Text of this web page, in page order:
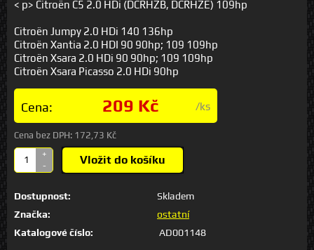
< p> Citroën C5 2.0 HDi (DCRHZB, DCRHZE) 109hp
Citroën Jumpy 2.0 HDi 140 136hp
Citroën Xantia 2.0 HDI 90 90hp; 109 109hp
Citroën Xsara 2.0 HDi 90 90hp; 109 109hp
Citroën Xsara Picasso 2.0 HDi 90hp
Cena: 209 Kč /ks
Cena bez DPH: 172,73 Kč
+
-
Vložit do košíku
Dostupnost:
Skladem
Značka:
ostatní
Katalogové číslo:
AD001148